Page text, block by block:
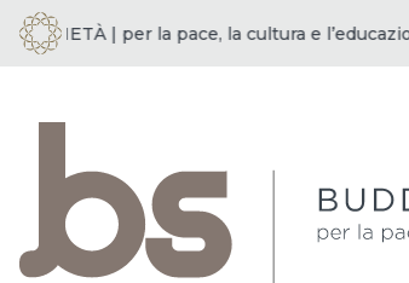
SOCIETÀ | per la pace, la cultura e